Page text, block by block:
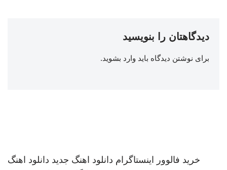
دیدگاهتان را بنویسید
برای نوشتن دیدگاه باید وارد بشوید.
خرید فالوور اینستاگرام دانلود اهنگ جدید دانلود اهنگ